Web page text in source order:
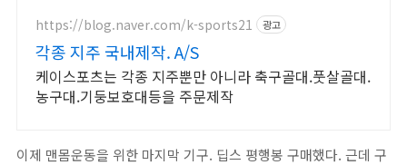
https://blog.naver.com/k-sports21 광고
각종 지주 국내제작. A/S
케이스포츠는 각종 지주뿐만 아니라 축구골대.풋살골대.
농구대.기둥보호대등을 주문제작
이제 맨몸운동을 위한 마지막 기구. 딥스 평행봉 구매했다. 근데 구